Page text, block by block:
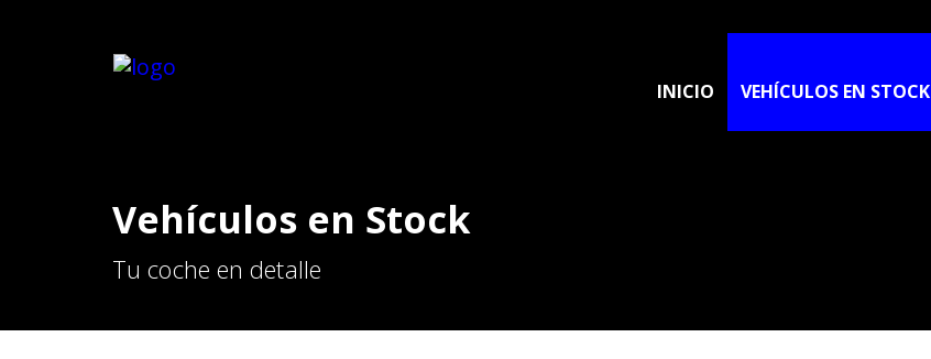
INICIO VEHÍCULOS EN STOCK
Vehículos en Stock
Tu coche en detalle